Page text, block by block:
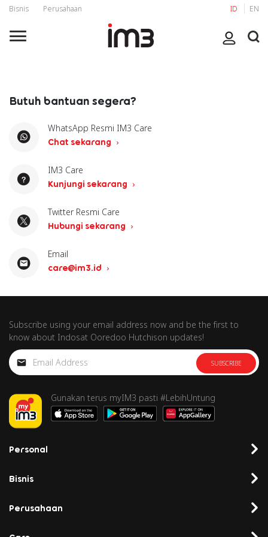
Bisnis Perusahaan ID EN
Butuh bantuan segera?
WhatsApp Resmi IM3 Care
Chat sekarang
IM3 Care
Kunjungi sekarang
Twitter Resmi Care
Hubungi sekarang
Email
care@im3.id
Subscribe using your email address now and be the first to
know about Indosat Ooredoo Hutchison updates!
SUBSCRIBE
Gunakan terus myIM3 pasti #LebihUntung
Personal
Bisnis
Perusahaan